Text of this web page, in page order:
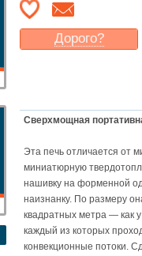
Дорого?
Сверхмощная
Эта печь отличается от
миниатюрную
нашивку на форменной
наизнанку. По размеру
квадратных метра — как
каждый из которых
конвекционные потоки.